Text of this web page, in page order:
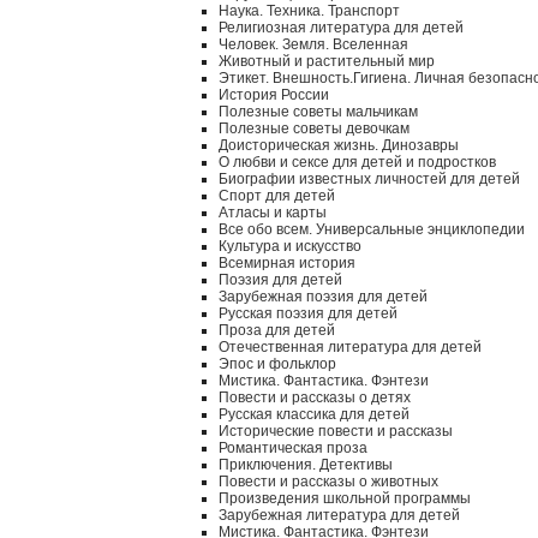
Наука. Техника. Транспорт
Религиозная литература для детей
Человек. Земля. Вселенная
Животный и растительный мир
Этикет. Внешность.Гигиена. Личная
История России
Полезные советы мальчикам
Полезные советы девочкам
Доисторическая жизнь. Динозавры
О любви и сексе для детей и подростков
Биографии известных личностей для детей
Спорт для детей
Атласы и карты
Все обо всем. Универсальные энциклопедии
Культура и искусство
Всемирная история
Поэзия для детей
Зарубежная поэзия для детей
Русская поэзия для детей
Проза для детей
Отечественная литература для детей
Эпос и фольклор
Мистика. Фантастика. Фэнтези
Повести и рассказы о детях
Русская классика для детей
Исторические повести и рассказы
Романтическая проза
Приключения. Детективы
Повести и рассказы о животных
Произведения школьной программы
Зарубежная литература для детей
Мистика. Фантастика. Фэнтези